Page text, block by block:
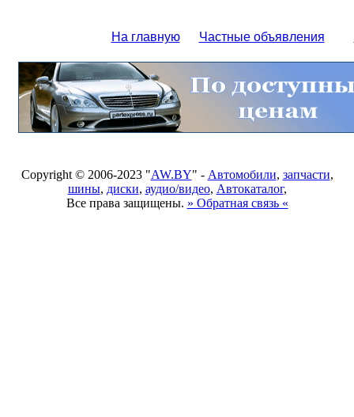
На главную Частные объявления
Copyright © 2006-2023 "AW.BY" - Автомобили, запчасти,
шины, диски, аудио/видео, Автокаталог,
Все права защищены. » Обратная связь «